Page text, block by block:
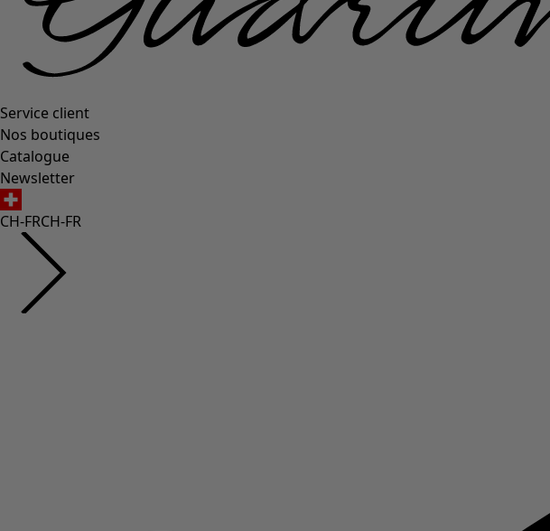
Service client
Nos boutiques
Catalogue
Newsletter
CH-FRCH-FR